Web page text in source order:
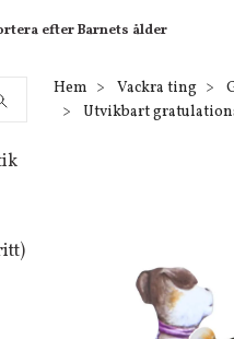
efter Barnets ålder
Hem Vackra ting
Utvikbart